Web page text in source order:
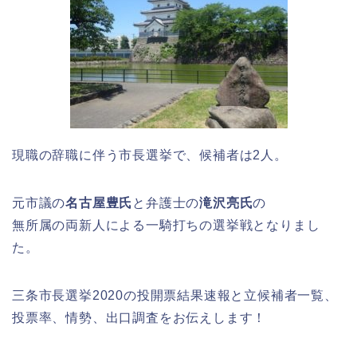
現職の辞職に伴う市長選挙で、候補者は2人。
元市議の名古屋豊氏 と弁護士の滝沢亮氏の
無所属の両新人による一騎打ちの選挙戦となりまし
た。
三条市長選挙2020の投開票結果速報と立候補者一覧、
投票率、情勢、出口調査をお伝えします！